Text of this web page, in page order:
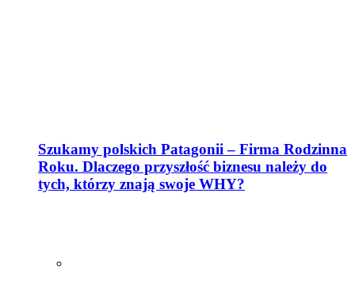
Szukamy polskich Patagonii – Firma Rodzinna
Roku. Dlaczego przyszłość biznesu należy do
tych, którzy znają swoje WHY?